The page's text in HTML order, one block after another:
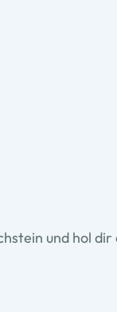
und hol